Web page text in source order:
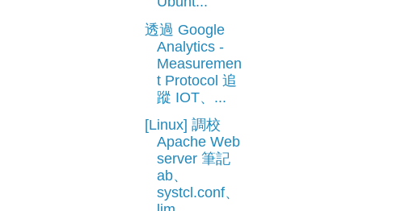
透過 Google
Analytics -
Measuremen
t Protocol 追
蹤 IOT、...
[Linux] 調校
Apache Web
server 筆記
ab、
systcl.conf、